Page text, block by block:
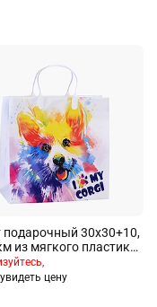
подарочный 30х30+10,
из мягкого пластика
ламинированный
цену